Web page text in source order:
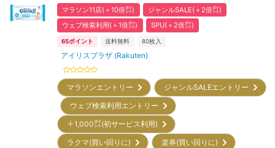
マラソン11店(＋10倍㌽)
ジャンルSALE(＋2倍㌽)
ウェブ検索利用(＋1倍㌽)
SPU(＋2倍㌽)
65ポイント 送料無料 80枚入
アイリスプラザ (Rakuten)
マラソンエントリー
ジャンルSALEエントリー
ウェブ検索利用エントリー
＋1,000㌽(初サービス利用)
ラクマ(買い回りに)
楽券(買い回りに)